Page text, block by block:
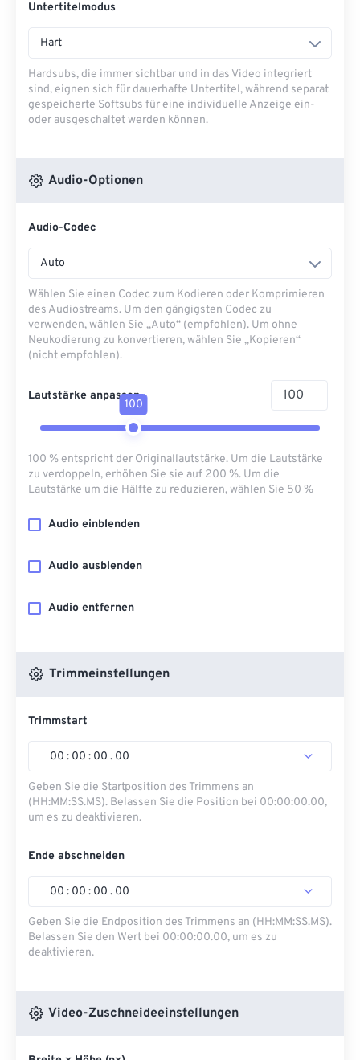
Untertitelmodus
Hart
Hardsubs, die immer sichtbar und in das Video integriert
sind, eignen sich für dauerhafte Untertitel, während separat
gespeicherte Softsubs für eine individuelle Anzeige ein-
oder ausgeschaltet werden können.
Audio-Optionen
Audio-Codec
Auto
Wählen Sie einen Codec zum Kodieren oder Komprimieren
des Audiostreams. Um den gängigsten Codec zu
verwenden, wählen Sie „Auto“ (empfohlen). Um ohne
Neukodierung zu konvertieren, wählen Sie „Kopieren“
(nicht empfohlen).
Lautstärke anpassen
100
100 % entspricht der Originallautstärke. Um die Lautstärke
zu verdoppeln, erhöhen Sie sie auf 200 %. Um die
Lautstärke um die Hälfte zu reduzieren, wählen Sie 50 %
Audio einblenden
Audio ausblenden
Audio entfernen
Trimmeinstellungen
Trimmstart
00 : 00 : 00 . 00
Geben Sie die Startposition des Trimmens an
(HH:MM:SS.MS). Belassen Sie die Position bei 00:00:00.00,
um es zu deaktivieren.
Ende abschneiden
00 : 00 : 00 . 00
Geben Sie die Endposition des Trimmens an (HH:MM:SS.MS).
Belassen Sie den Wert bei 00:00:00.00, um es zu
deaktivieren.
Video-Zuschneideeinstellungen